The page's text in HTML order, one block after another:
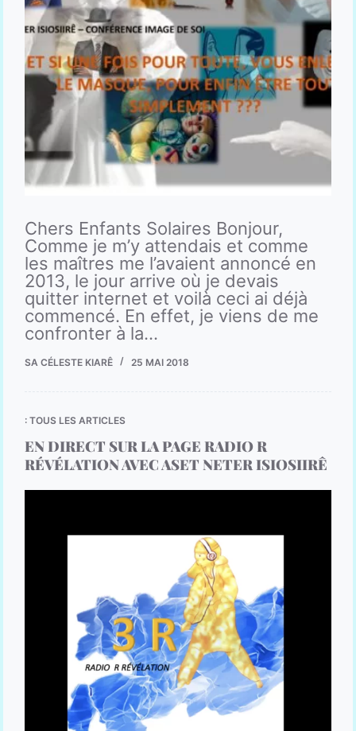
Chers Enfants Solaires Bonjour,
Comme je m’y attendais et comme
les maîtres me l’avaient annoncé en
2013, le jour arrive où je devais
quitter internet et voilà ceci ai déjà
commencé. En effet, je viens de me
confronter à la…
SA CÉLESTE KIARÊ 25 MAI 2018
: TOUS LES ARTICLES
EN DIRECT SUR LA PAGE RADIO R
RÉVÉLATION AVEC ASET NETER ISIOSIIRÊ